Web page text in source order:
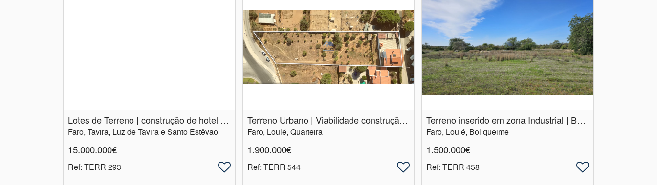
Lotes de Terreno | construção de hotel 5 estrelas | com vista mar
Faro, Tavira, Luz de Tavira e Santo Estêvão
15.000.000€
Ref: TERR 293
Terreno Urbano | Viabilidade construção 10 moradias | Quarteira
Faro, Loulé, Quarteira
1.900.000€
Ref: TERR 544
Terreno inserido em zona Industrial | Boliqueime | Loulé
Faro, Loulé, Boliqueime
1.500.000€
Ref: TERR 458